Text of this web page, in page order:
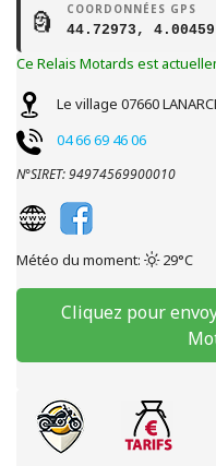
🗿 COORDONNÉES GPS
44.72973, 4.00459
Ce Relais Motards est
Le village 07660
04 66 69 46 06
N°SIRET: 94974569900010
Météo du moment: 29°C
Cliquez pour